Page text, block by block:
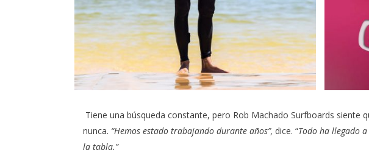
Tiene una búsqueda constante, pero Rob Machado Surfboards siente
nunca. “Hemos estado trabajando durante años”, dice. “Todo ha llegado
la tabla.”